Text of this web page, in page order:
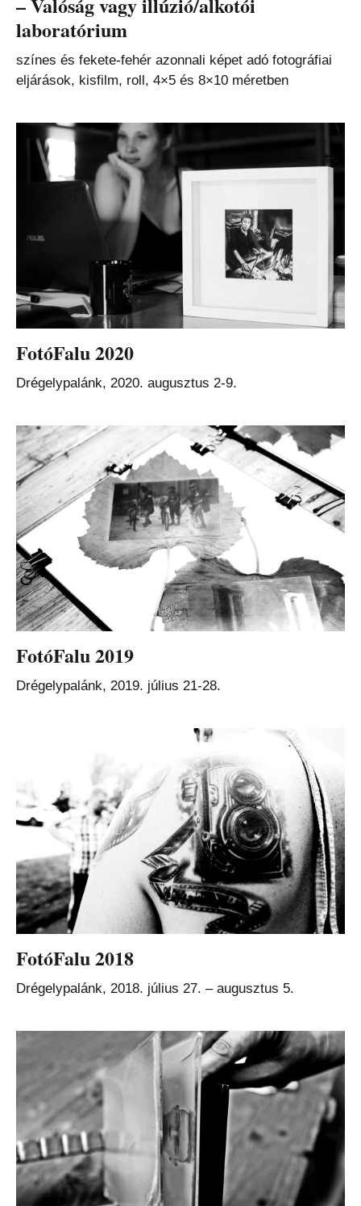
laboratórium
színes és fekete-fehér azonnali képet adó fotográfiai
eljárások, kisfilm, roll, 4×5 és 8×10 méretben
FotóFalu 2020
Drégelypalánk, 2020. augusztus 2-9.
FotóFalu 2019
Drégelypalánk, 2019. július 21-28.
FotóFalu 2018
Drégelypalánk, 2018. július 27. – augusztus 5.